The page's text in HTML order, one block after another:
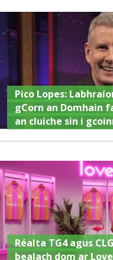
Pico Lopes:
gCorn an Domhain
an cluiche sin i
Réalta TG4 agus
bealach dom ar